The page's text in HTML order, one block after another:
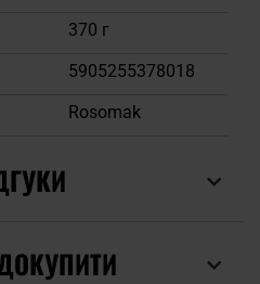
370 г
5905255378018
Rosomak